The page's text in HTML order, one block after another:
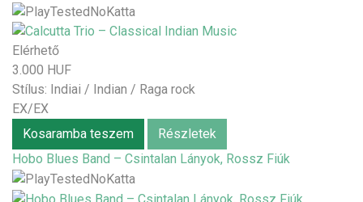
Elérhető
3.000 HUF
Stílus: Indiai / Indian / Raga rock
EX/EX
Kosaramba teszem
Részletek
Hobo Blues Band – Csintalan Lányok, Rossz Fiúk